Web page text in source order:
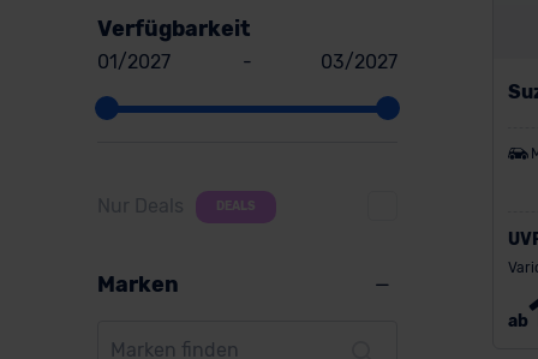
Verfügbarkeit
01/2027 - 03/2027
Nur Deals DEALS
Marken
ab